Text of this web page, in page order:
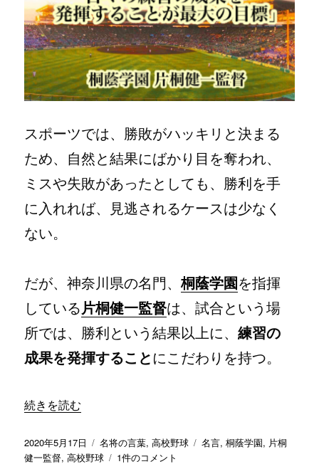
任
を
果
た
し
て
く
ら
チ
ー
ム
強
桐
蔭
学
園
桐
の
スポーツでは、勝敗がハッキリと決まる
ため、自然と結果にばかり目を奪われ、
ミスや失敗があったとしても、勝利を手
に入れれば、見逃されるケースは少なく
ない。
だが、神奈川県の名門、桐蔭学園を指揮
している 片桐健一監督は、試合という場
所では、勝利という結果以上に、練習の
成果を発揮すること にこだわりを持つ。
“「日々の練習の成果を発揮することが最大の目標」／
続きを読む
投
稿
2020年5月17日
カ
テ
名将の言葉,高校野球
タ
名言,桐蔭学園, 片桐
健一監督,高校野球
「日々
1件のコメント